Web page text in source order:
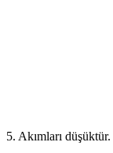
5. Akımları düşüktür.